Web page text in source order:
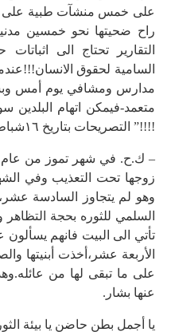
على خمس منشآت طبية على
راح ضحيتها نحو خمسين
التقارير تحتاج الى
السامية لحقوق
مدارس ومشافي يوم أمس
متعمد-فيمكن اتهام البلدين
!!!!” التصريحات بتاريخ ١٦شباط 2016.
زوجها تحت التعذيب وفي
وهو لم يتجاوز السادسة عشر،
السلمي للثوره بحجة التظاهر
تأتي الى البيت فانهم يسألون
الأربعة عشر،أخذت أبنيتها
على ما تبقى لها من
عنها بشار.
يا أجمل بطن حاضن يا بيئة